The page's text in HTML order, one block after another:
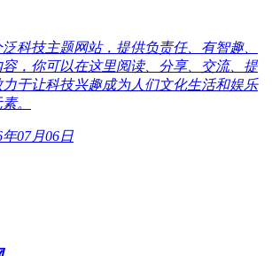
科技主题网站，提供负责任、有智趣、
，你可以在这里阅读、分享、交流、提
于让科技兴趣成为人们文化生活和娱乐
。
07月06日